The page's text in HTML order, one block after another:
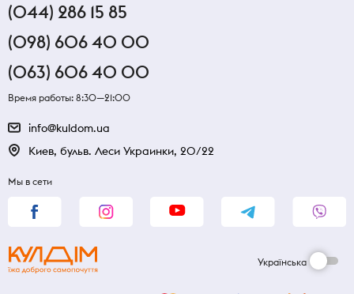
(044) 286 15 85
(098) 606 40 00
(063) 606 40 00
Время работы: 8:30—21:00
info@kuldom.ua
Киев, бульв. Леси Украинки, 20/22
Мы в сети
Українська